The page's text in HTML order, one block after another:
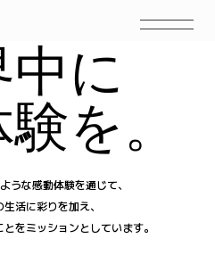
に
験を。
うな感動体験を通じて、
活に彩りを加え、
をミッションとしています。